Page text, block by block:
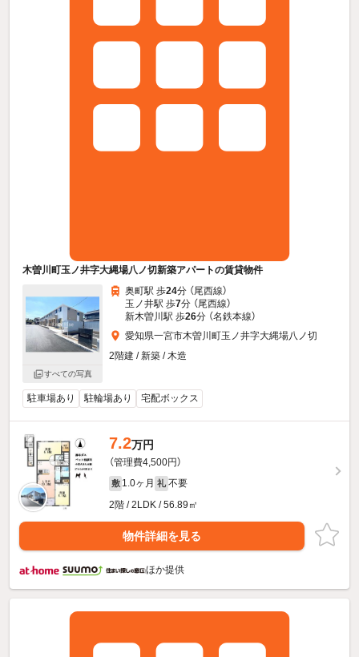
木曽川町玉ノ井字大縄場八ノ切新築アパートの賃貸物件
すべての写真
奥町駅 歩24分 （尾西線）
玉ノ井駅 歩7分 （尾西線）
新木曽川駅 歩26分 （名鉄本線）
愛知県一宮市木曽川町玉ノ井字大縄場八ノ切
2階建 / 新築 / 木造
駐車場あり 駐輪場あり 宅配ボックス
7.2万円
（管理費4,500円）
敷 1.0ヶ月 礼 不要
2階 / 2LDK / 56.89㎡
物件詳細を見る
ほか提供